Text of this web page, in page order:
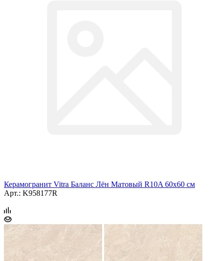
Керамогранит Vitra Баланс Лён Матовый R10A 60x60 см
Арт.: K958177R